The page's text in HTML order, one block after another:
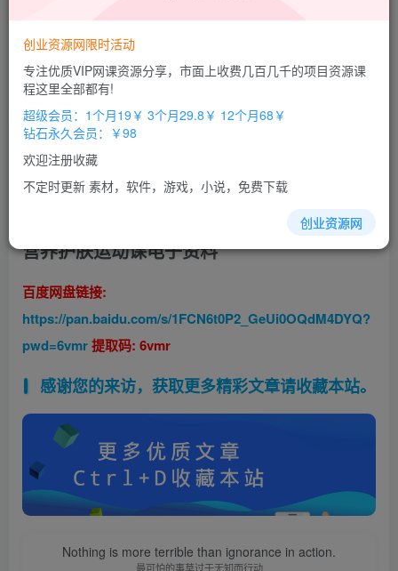
宝典胎教音乐食谱
营养护肤运动课电子资料
百度网盘链接:
https://pan.baidu.com/s/1FCN6t0P2_GeUi0OQdM4DYQ?
pwd=6vmr提取码: 6vmr
感谢您的来访，获取更多精彩文章请收藏本站。
Nothing is more terrible than ignorance in action.
最可怕的事莫过于无知而行动
创业资源网限时活动
专注优质VIP网课资源分享，市面上收费几百几千的项目资源课
程这里全部都有!
超级会员：1个月19￥ 3个月29.8￥ 12个月68￥
钻石永久会员：￥98
欢迎注册收藏
不定时更新 素材，软件，游戏，小说，免费下载
创业资源网